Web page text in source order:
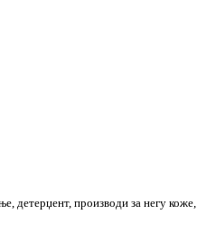
производи за негу